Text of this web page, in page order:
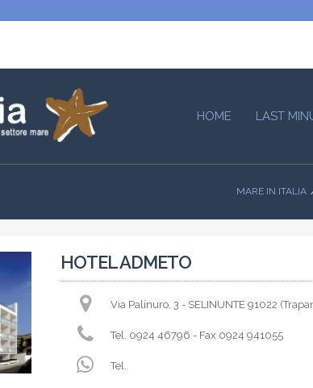
HOME LAST
MARE IN ITALIA
HOTEL ADMETO
Via Palinuro, 3 - SELINUNTE 91022
Tel. 0924 46796 - Fax 0924 941055
Tel.